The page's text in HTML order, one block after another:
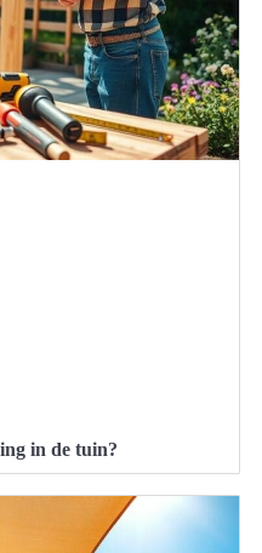
in de tuin?